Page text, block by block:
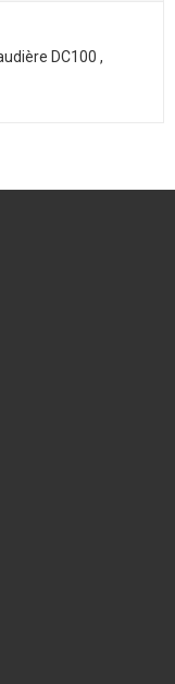
DC100 ,